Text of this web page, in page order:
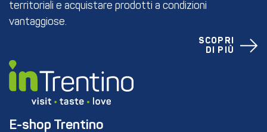
territoriali e acquistare prodotti a condizioni
vantaggiose.
SCOPRI
DI PIÙ
E-shop Trentino